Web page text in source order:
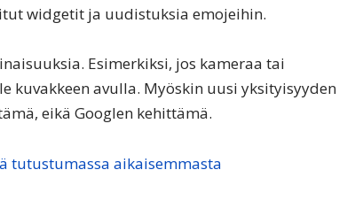
widgetit ja uudistuksia emojeihin.
Esimerkiksi, jos kameraa tai
avulla. Myöskin uusi yksityisyyden
eikä Googlen kehittämä.
tutustumassa aikaisemmasta